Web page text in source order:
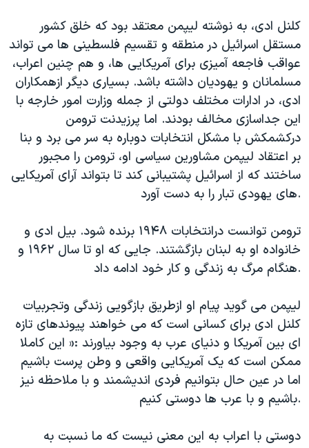
کلنل ادی، به نوشته لیپمن معتقد بود که خلق کشور
مستقل اسرائیل در منطقه و تقسیم فلسطینی ها می تواند
عواقب فاجعه آمیزی برای آمریکایی ها، و هم چنین اعراب،
مسلمانان و یهودیان داشته باشد. بسیاری دیگر ازهمکاران
ادی، در ادارات مختلف دولتی از جمله وزارت امور خارجه با
این جداسازی مخالف بودند. اما پرزیدنت ترومن
درکشمکش با مشکل انتخابات دوباره به سر می برد و بنا
بر اعتقاد لیپمن مشاورین سیاسی او، ترومن را مجبور
ساختند که از اسرائیل پشتیبانی کند تا بتواند آرای آمریکایی
های یهودی تبار را به دست آورد.
ترومن توانست درانتخابات ۱۹۴۸ برنده شود. بیل ادی و
خانواده او به لبنان بازگشتند. جایی که او تا سال ۱۹۶۲ و
هنگام مرگ به زندگی و کار خود ادامه داد.
لیپمن می گوید پیام او ازطریق بازگویی زندگی وتجربیات
کلنل ادی برای کسانی است که می خواهند پیوندهای تازه
ای بین آمریکا و دنیای عرب به وجود بیاورند :« این کاملا
ممکن است که یک آمریکایی واقعی و وطن پرست باشیم
اما در عین حال بتوانیم فردی اندیشمند و با ملاحظه نیز
باشیم و با عرب ها دوستی کنیم.
دوستی با اعراب به این معنی نیست که ما نسبت به